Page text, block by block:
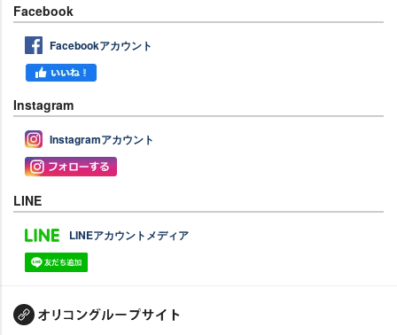
Facebook
Facebookアカウント
Instagram
Instagramアカウント
LINE
LINEアカウントメディア